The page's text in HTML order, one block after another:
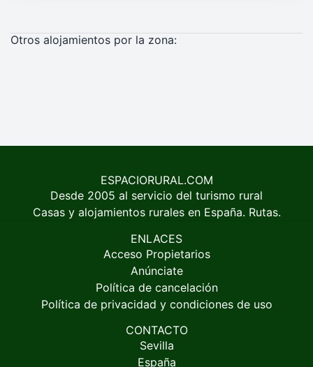
Otros alojamientos por la zona:
ESPACIORURAL.COM
Desde 2005 al servicio del turismo rural
Casas y alojamientos rurales en España. Rutas.
ENLACES
Acceso Propietarios
Anúnciate
Política de cancelación
Política de privacidad y condiciones de uso
CONTACTO
Sevilla
España